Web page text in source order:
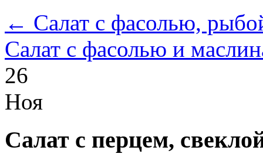
← Салат с фасолью,
Салат с фасолью и
26
Ноя
Салат с перцем,